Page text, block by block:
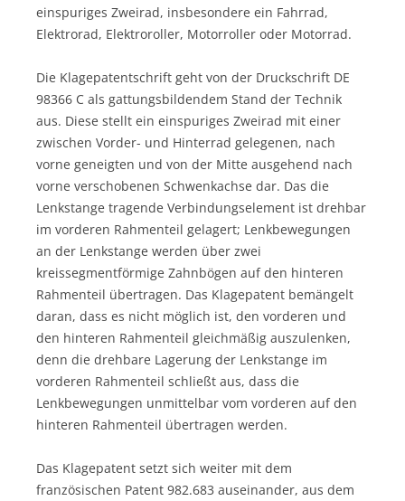
einspuriges Zweirad, insbesondere ein Fahrrad,
Elektrorad, Elektroroller, Motorroller oder Motorrad.
Die Klagepatentschrift geht von der Druckschrift DE
98366 C als gattungsbildendem Stand der Technik
aus. Diese stellt ein einspuriges Zweirad mit einer
zwischen Vorder- und Hinterrad gelegenen, nach
vorne geneigten und von der Mitte ausgehend nach
vorne verschobenen Schwenkachse dar. Das die
Lenkstange tragende Verbindungselement ist drehbar
im vorderen Rahmenteil gelagert; Lenkbewegungen
an der Lenkstange werden über zwei
kreissegmentförmige Zahnbögen auf den hinteren
Rahmenteil übertragen. Das Klagepatent bemängelt
daran, dass es nicht möglich ist, den vorderen und
den hinteren Rahmenteil gleichmäßig auszulenken,
denn die drehbare Lagerung der Lenkstange im
vorderen Rahmenteil schließt aus, dass die
Lenkbewegungen unmittelbar vom vorderen auf den
hinteren Rahmenteil übertragen werden.
Das Klagepatent setzt sich weiter mit dem
französischen Patent 982.683 auseinander, aus dem